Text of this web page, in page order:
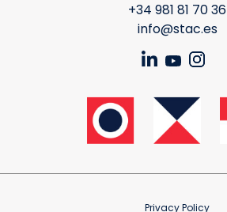
+34 981 81 70 36
info@stac.es
Privacy Policy